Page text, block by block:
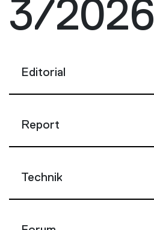
3/2026
Editorial
Report
Technik